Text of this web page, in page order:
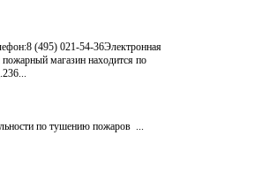
(495) 021-54-36Электронная
магазин находится по
по тушению пожаров ...